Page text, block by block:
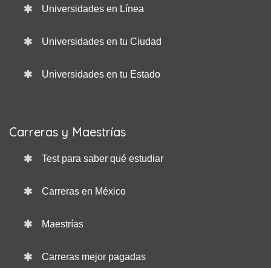
Universidades en Línea
Universidades en tu Ciudad
Universidades en tu Estado
Carreras y Maestrías
Test para saber qué estudiar
Carreras en México
Maestrías
Carreras mejor pagadas